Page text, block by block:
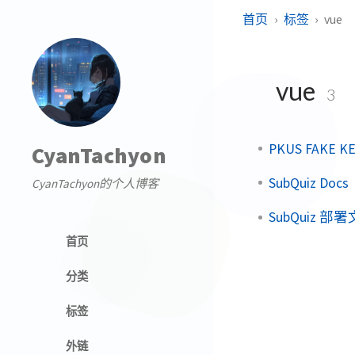
CyanTachyon
CyanTachyon的个人博客
首页
分类
标签
外链
首页 标签 vue
vue 3
PKUS FAKE
SubQuiz Docs
SubQuiz 部署